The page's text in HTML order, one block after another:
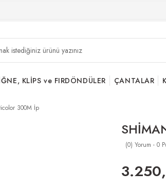
KLİPS ve FIRDÖNDÜLER ÇANTALAR
300M İp
(0) Yorum - 0